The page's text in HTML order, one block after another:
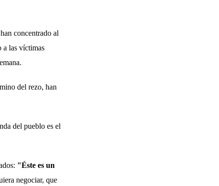
concentrado al
a las víctimas
del rezo, han
del pueblo es el
"Éste es un
negociar, que